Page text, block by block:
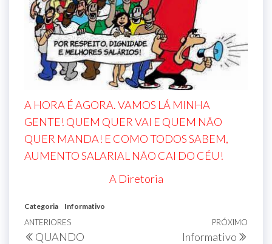
A HORA É AGORA. VAMOS LÁ MINHA
GENTE! QUEM QUER VAI E QUEM NÃO
QUER MANDA! E COMO TODOS SABEM,
AUMENTO SALARIAL NÃO CAI DO CÉU!
A Diretoria
Categoria Informativo
ANTERIORES
QUANDO
PRÓXIMO
Informativo